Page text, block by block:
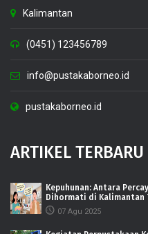
Kalimantan
(0451) 123456789
info@pustakaborneo.id
pustakaborneo.id
ARTIKEL TERBARU
Kepuhunan: Antara
Dihormati di Kalimantan
07 Agu 2025